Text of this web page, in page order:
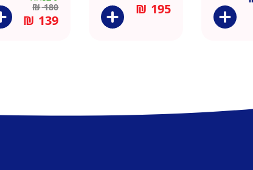
₪ 195
– מארז 2 יח
₪180
₪ 139